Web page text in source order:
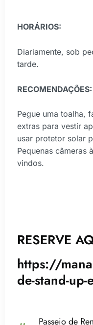
HORÁRIOS:
Diariamente, sob
tarde.
RECOMENDAÇÕES:
Pegue uma toalha,
extras para vestir
usar protetor solar
Pequenas câmeras
vindos.
RESERVE
https://
de-stand-
Passeio de